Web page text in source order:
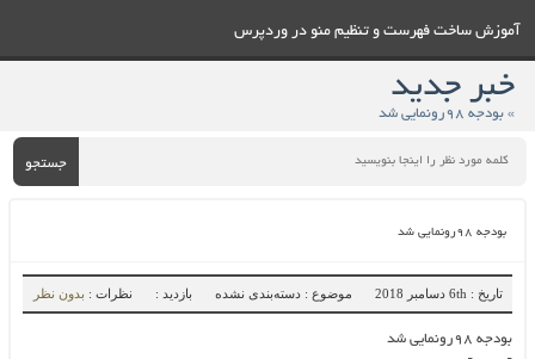
آموزش ساخت فهرست و تنظيم منو در وردپرس
خبر جدید
» بودجه ۹۸رونمایی شد
جستجو
بودجه ۹۸رونمایی شد
تاریخ : 6th دسامبر 2018 موضوع : دسته‌بندی نشده بازدید : نظرات : بدون نظر
بودجه ۹۸رونمایی شد